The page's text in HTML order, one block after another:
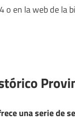
en la web de la
una serie de